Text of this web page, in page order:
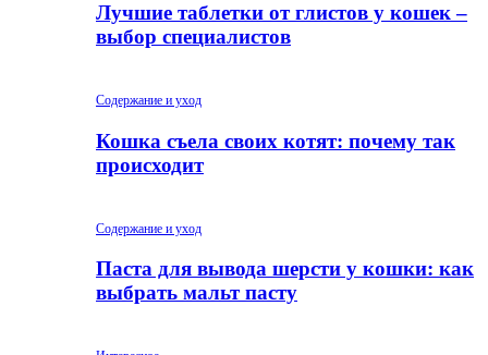
Лучшие таблетки от глистов у кошек –
выбор специалистов
Содержание и уход
Кошка съела своих котят: почему так
происходит
Содержание и уход
Паста для вывода шерсти у кошки: как
выбрать мальт пасту